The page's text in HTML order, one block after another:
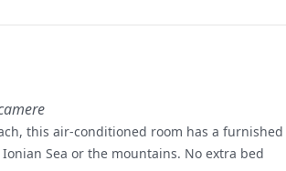
this air-conditioned room has a furnished
Sea or the mountains. No extra bed